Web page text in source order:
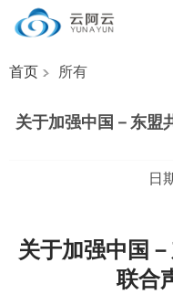
首页 所有
关于加强中国－东盟
日
关于加强中国
联合